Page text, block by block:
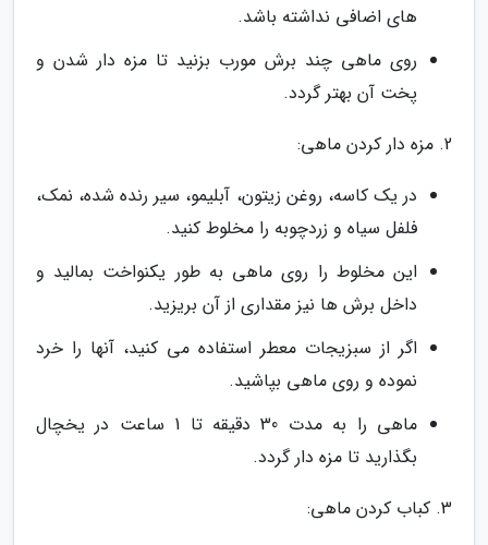
های اضافی نداشته باشد.
روی ماهی چند برش مورب بزنید تا مزه دار شدن و
پخت آن بهتر گردد.
2. مزه دار کردن ماهی:
در یک کاسه، روغن زیتون، آبلیمو، سیر رنده شده، نمک،
فلفل سیاه و زردچوبه را مخلوط کنید.
این مخلوط را روی ماهی به طور یکنواخت بمالید و
داخل برش ها نیز مقداری از آن بریزید.
اگر از سبزیجات معطر استفاده می کنید، آنها را خرد
نموده و روی ماهی بپاشید.
ماهی را به مدت 30 دقیقه تا 1 ساعت در یخچال
بگذارید تا مزه دار گردد.
3. کباب کردن ماهی: